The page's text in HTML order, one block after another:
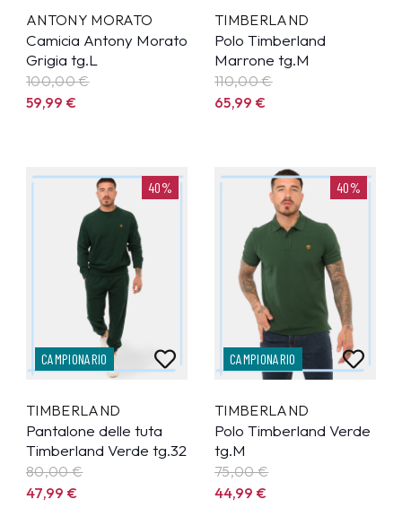
ANTONY MORATO
Camicia Antony Morato
Grigia tg.L
100,00 €
59,99€
TIMBERLAND
Polo Timberland
Marrone tg.M
110,00 €
65,99€
40%
CAMPIONARIO
TIMBERLAND
Pantalone delle tuta
Timberland Verde tg.32
80,00 €
47,99€
40%
CAMPIONARIO
TIMBERLAND
Polo Timberland Verde
tg.M
75,00 €
44,99€